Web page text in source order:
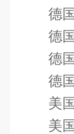
德
德
德
德
美
美